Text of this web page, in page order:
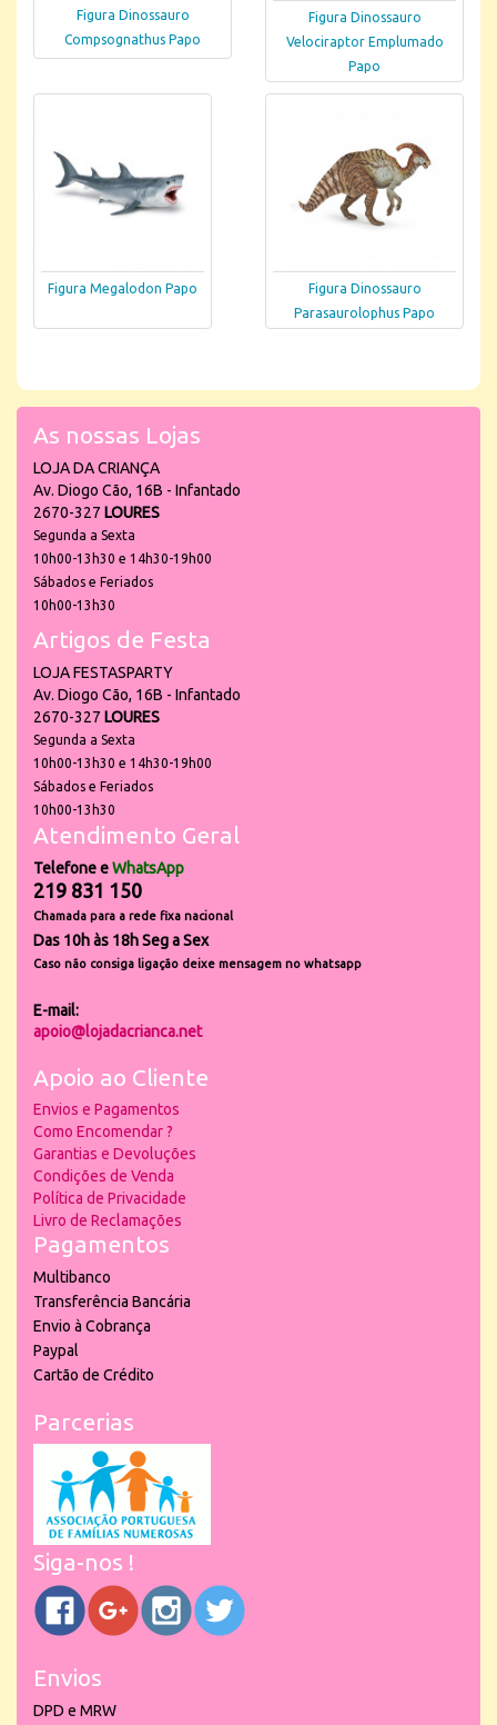
Figura Dinossauro
Compsognathus Papo
Figura Dinossauro
Velociraptor Emplumado
Papo
Figura Megalodon Papo
Figura Dinossauro
Parasaurolophus Papo
As nossas Lojas
LOJA DA CRIANÇA
Av. Diogo Cão, 16B - Infantado
2670-327 LOURES
Segunda a Sexta
10h00-13h30 e 14h30-19h00
Sábados e Feriados
10h00-13h30
Artigos de Festa
LOJA FESTASPARTY
Av. Diogo Cão, 16B - Infantado
2670-327 LOURES
Segunda a Sexta
10h00-13h30 e 14h30-19h00
Sábados e Feriados
10h00-13h30
Atendimento Geral
Telefone eWhatsApp
219 831 150
Chamada para a rede fixa nacional
Das 10h às 18h Seg a Sex
Caso não consiga ligação deixe mensagem no whatsapp
E-mail:
apoio@lojadacrianca.net
Apoio ao Cliente
Envios e Pagamentos
Como Encomendar ?
Garantias e Devoluções
Condições de Venda
Política de Privacidade
Livro de Reclamações
Pagamentos
Multibanco
Transferência Bancária
Envio à Cobrança
Paypal
Cartão de Crédito
Parcerias
Siga-nos !
Envios
DPD e MRW